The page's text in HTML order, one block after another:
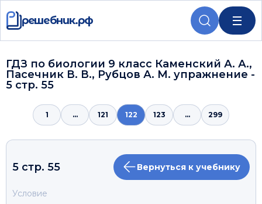
решебник.рф
ГДЗ по биологии 9 класс Каменский А. А.,
Пасечник В. В., Рубцов А. М. упражнение -
5 стр. 55
1 ... 121 122 123 ... 299
5 стр. 55 Вернуться к учебнику
Условие